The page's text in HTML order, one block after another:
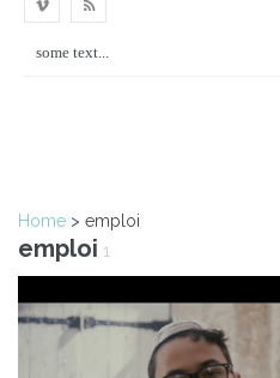
Home > emploi
emploi 1